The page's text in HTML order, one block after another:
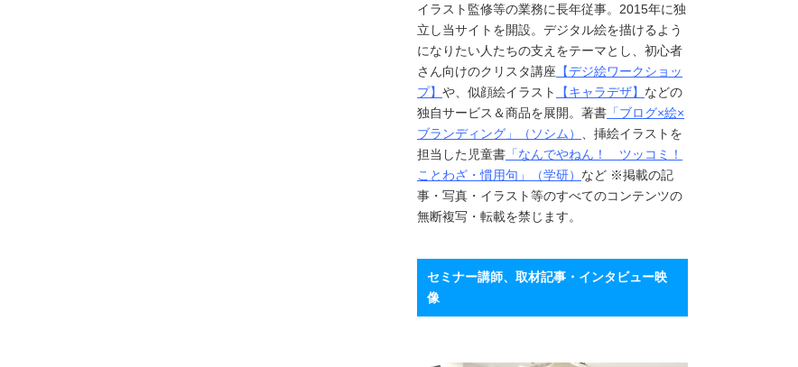
イラスト監修等の業務に長年従事。2015年に独
立し当サイトを開設。デジタル絵を描けるよう
になりたい人たちの支えをテーマとし、初心者
さん向けのクリスタ講座 【デジ絵ワークショッ
プ】 や、似顔絵イラスト 【キャラデザ】 などの
独自サービス＆商品を展開。著書 「ブログ×絵×
ブランディング」（ソシム）
、挿絵イラストを
担当した児童書 「なんでやねん！ ツッコミ！
ことわざ・慣用句」（学研） など ※掲載の記
事・写真・イラスト等のすべてのコンテンツの
無断複写・転載を禁じます。
セミナー講師、取材記事・インタビュー映
像